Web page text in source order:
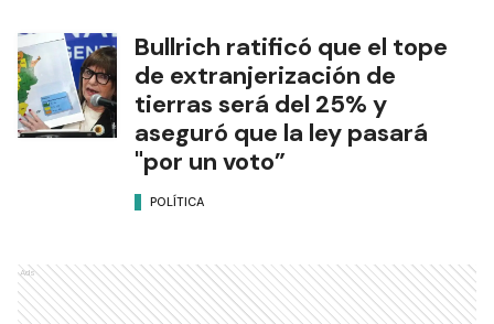
Bullrich ratificó que el tope
de extranjerización de
tierras será del 25% y
aseguró que la ley pasará
"por un voto”
POLÍTICA
Ads